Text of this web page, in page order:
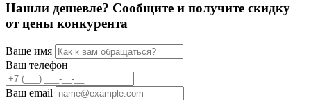
Нашли дешевле? Сообщите и получите скидку
от цены конкурента
Ваше имя
Ваш телефон
Ваш email